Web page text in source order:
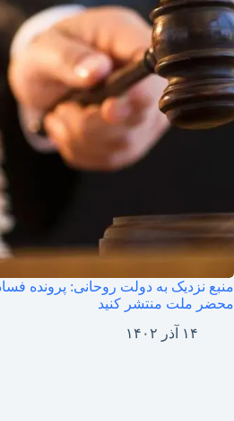
منبع نزدیک به دولت روحانی: پرونده
محضر ملت منتشر کنید
۱۴ آذر ۱۴۰۲